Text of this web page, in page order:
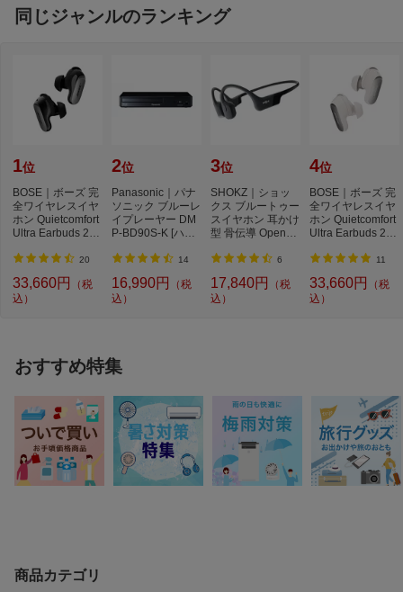
同じジャンルのランキング
1位
BOSE｜ボーズ 完
全ワイヤレスイヤ
ホン Quietcomfort
Ultra Earbuds 2nd
U...
20
33,660円
（税
込）
2位
Panasonic｜パナ
ソニック ブルーレ
イプレーヤー DM
P-BD90S-K [ハイ
用...
14
16,990円
（税
込）
3位
SHOKZ｜ショッ
クス ブルートゥー
スイヤホン 耳かけ
型 骨伝導 OpenRu
P...
6
17,840円
（税
込）
4位
BOSE｜ボーズ 完
全ワイヤレスイヤ
ホン Quietcomfort
Ultra Earbuds 2nd
O...
11
33,660円
（税
込）
おすすめ特集
商品カテゴリ